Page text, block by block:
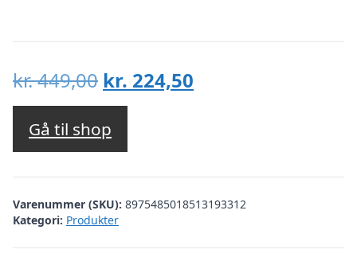
kr.449,00 Den
oprindelige
pris
var:
kr. 449,00.
kr. 224,50
kr. 224,50.
Gå til shop
Varenummer (SKU): 8975485018513193312
Kategori: Produkter